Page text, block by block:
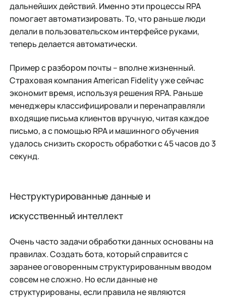
дальнейших действий. Именно эти процессы RPA
помогает автоматизировать. То, что раньше люди
делали в пользовательском интерфейсе руками,
теперь делается автоматически.
Пример с разбором почты – вполне жизненный.
Страховая компания American Fidelity уже сейчас
экономит время, используя решения RPA. Раньше
менеджеры классифицировали и перенаправляли
входящие письма клиентов вручную, читая каждое
письмо, а с помощью RPA и машинного обучения
удалось снизить скорость обработки с 45 часов до 3
секунд.
Неструктурированные данные и
искусственный интеллект
Очень часто задачи обработки данных основаны на
правилах. Создать бота, который справится с
заранее оговоренным структурированным вводом
совсем не сложно. Но если данные не
структурированы, если правила не являются